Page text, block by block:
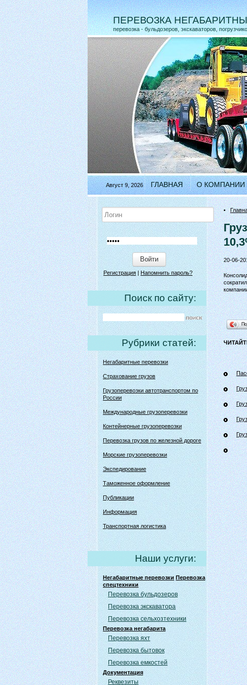
ПЕРЕВОЗКА
перевозка - бульдозеров, экскаваторов,
Август 9, 2026 ГЛАВНАЯ О КОМПАНИИ
Войти
Регистрация|Напомнить пароль?
Поиск по сайту:
Рубрики статей:
Негабаритные перевозки
Страхование грузов
Грузоперевозки автотранспортом по
России
Международные грузоперевозки
Контейнерные грузоперевозки
Перевозка грузов по железной дороге
Морские грузоперевозки
Экспедирование
Таможенное оформление
Публикации
Информация
Транспортная логистика
Наши услуги:
Негабаритные перевозки Перевозка
спецтехники
Перевозка бульдозеров
Перевозка экскаватора
Перевозка сельхозтехники
Перевозка негабарита
Перевозка яхт
Перевозка бытовок
Перевозка емкостей
Документация
Реквезиты
•
20-06-